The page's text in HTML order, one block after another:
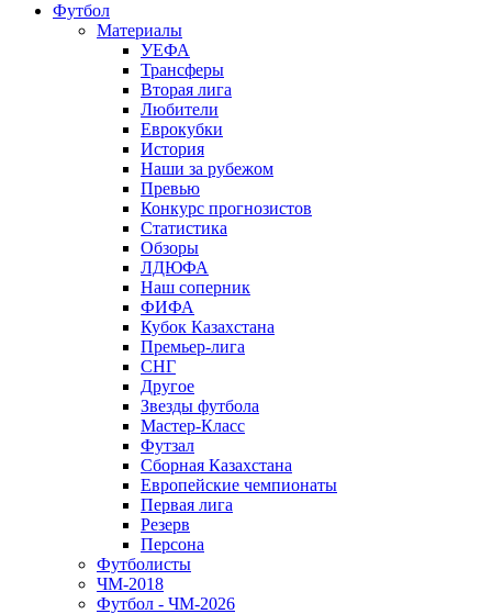
Футбол
Материалы
УЕФА
Трансферы
Вторая лига
Любители
Еврокубки
История
Наши за рубежом
Превью
Конкурс прогнозистов
Статистика
Обзоры
ЛДЮФА
Наш соперник
ФИФА
Кубок Казахстана
Премьер-лига
СНГ
Другое
Звезды футбола
Мастер-Класс
Футзал
Сборная Казахстана
Европейские чемпионаты
Первая лига
Резерв
Персона
Футболисты
ЧМ-2018
Футбол - ЧМ-2026